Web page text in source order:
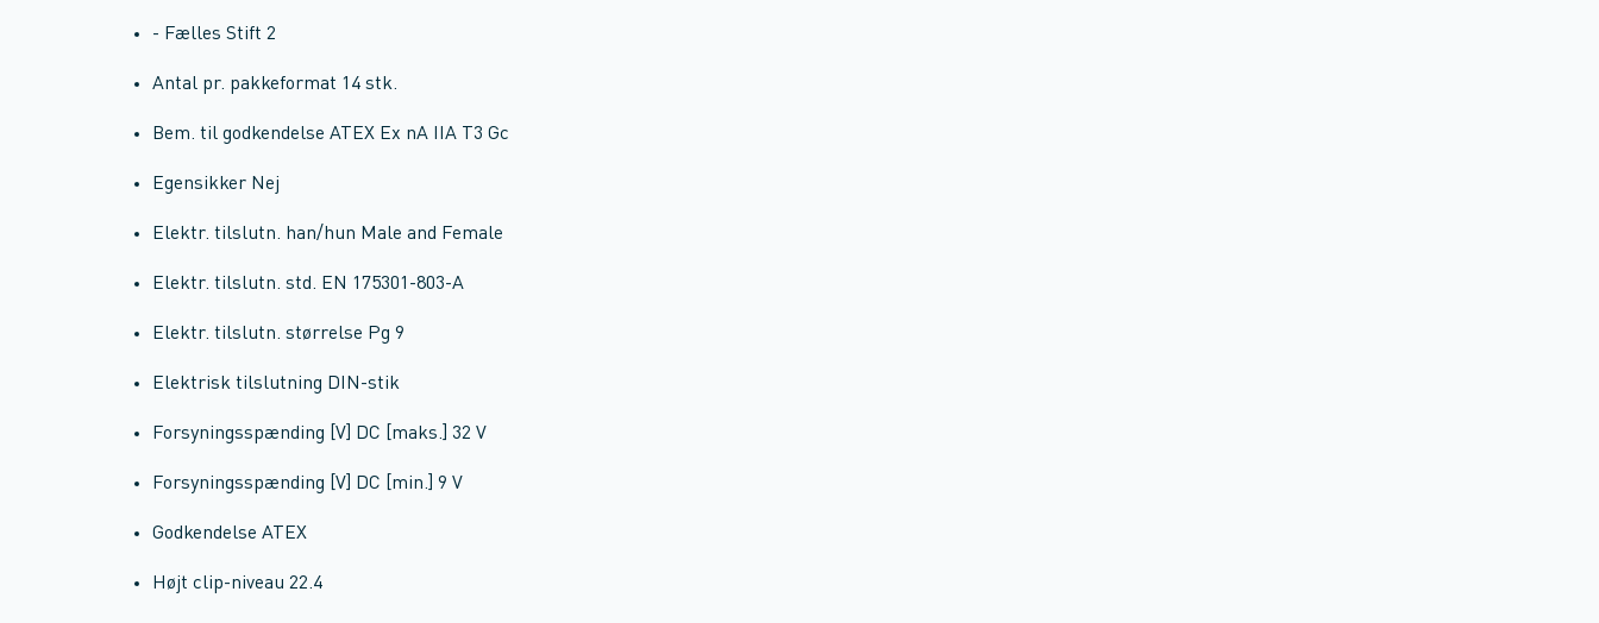
- Fælles Stift 2
Antal pr. pakkeformat 14 stk.
Bem. til godkendelse ATEX Ex nA IIA T3 Gc
Egensikker Nej
Elektr. tilslutn. han/hun Male and Female
Elektr. tilslutn. std. EN 175301-803-A
Elektr. tilslutn. størrelse Pg 9
Elektrisk tilslutning DIN-stik
Forsyningsspænding [V] DC [maks.] 32 V
Forsyningsspænding [V] DC [min.] 9 V
Godkendelse ATEX
Højt clip-niveau 22.4